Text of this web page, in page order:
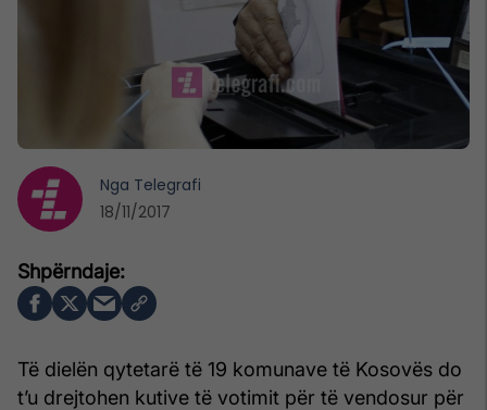
Të dielën qytetarë të 19 komunave të Kosovës do
t’u drejtohen kutive të votimit për të vendosur për
Nga Telegrafi
18/11/2017